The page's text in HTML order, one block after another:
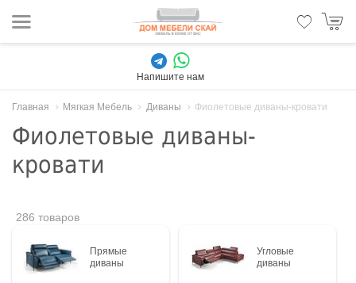
Напишите нам
Главная Мягкая Мебель Диваны Фиолетовые диваны-кровати
Фиолетовые диваны-
кровати
286 товаров
Прямые
диваны
Угловые
диваны